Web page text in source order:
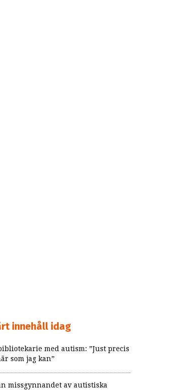
innehåll idag
med autism: ”Just precis
som jag kan”
missgynnandet av autistiska